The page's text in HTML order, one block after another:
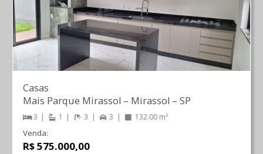
Casas
Mais Parque Mirassol – Mirassol – SP
3 1 3 3 132.00 m²
Venda:
R$ 575.000,00